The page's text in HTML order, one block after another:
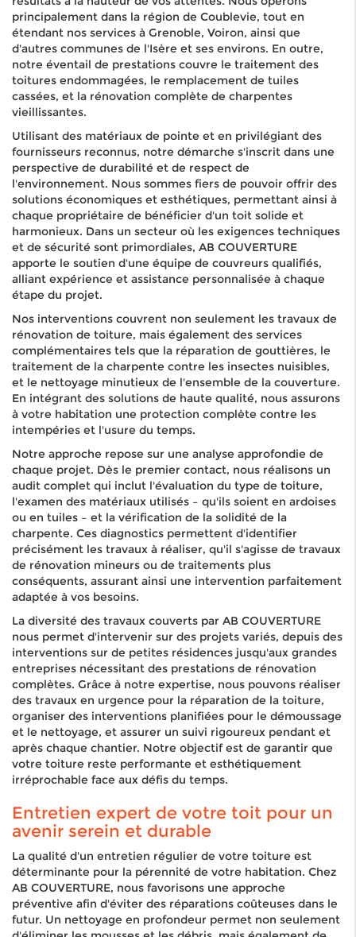
principalement dans la région de Coublevie, tout en
étendant nos services à Grenoble, Voiron, ainsi que
d'autres communes de l'Isère et ses environs. En outre,
notre éventail de prestations couvre le traitement des
toitures endommagées, le remplacement de tuiles
cassées, et la rénovation complète de charpentes
vieillissantes.
Utilisant des matériaux de pointe et en privilégiant des
fournisseurs reconnus, notre démarche s'inscrit dans une
perspective de durabilité et de respect de
l'environnement. Nous sommes fiers de pouvoir offrir des
solutions économiques et esthétiques, permettant ainsi à
chaque propriétaire de bénéficier d'un toit solide et
harmonieux. Dans un secteur où les exigences techniques
et de sécurité sont primordiales, AB COUVERTURE
apporte le soutien d'une équipe de couvreurs qualifiés,
alliant expérience et assistance personnalisée à chaque
étape du projet.
Nos interventions couvrent non seulement les travaux de
rénovation de toiture, mais également des services
complémentaires tels que la réparation de gouttières, le
traitement de la charpente contre les insectes nuisibles,
et le nettoyage minutieux de l'ensemble de la couverture.
En intégrant des solutions de haute qualité, nous assurons
à votre habitation une protection complète contre les
intempéries et l'usure du temps.
Notre approche repose sur une analyse approfondie de
chaque projet. Dès le premier contact, nous réalisons un
audit complet qui inclut l'évaluation du type de toiture,
l'examen des matériaux utilisés – qu'ils soient en ardoises
ou en tuiles – et la vérification de la solidité de la
charpente. Ces diagnostics permettent d'identifier
précisément les travaux à réaliser, qu'il s'agisse de travaux
de rénovation mineurs ou de traitements plus
conséquents, assurant ainsi une intervention parfaitement
adaptée à vos besoins.
La diversité des travaux couverts par AB COUVERTURE
nous permet d'intervenir sur des projets variés, depuis des
interventions sur de petites résidences jusqu'aux grandes
entreprises nécessitant des prestations de rénovation
complètes. Grâce à notre expertise, nous pouvons réaliser
des travaux en urgence pour la réparation de la toiture,
organiser des interventions planifiées pour le démoussage
et le nettoyage, et assurer un suivi rigoureux pendant et
après chaque chantier. Notre objectif est de garantir que
votre toiture reste performante et esthétiquement
irréprochable face aux défis du temps.
Entretien expert de votre toit pour un
avenir serein et durable
La qualité d'un entretien régulier de votre toiture est
déterminante pour la pérennité de votre habitation. Chez
AB COUVERTURE, nous favorisons une approche
préventive afin d'éviter des réparations coûteuses dans le
futur. Un nettoyage en profondeur permet non seulement